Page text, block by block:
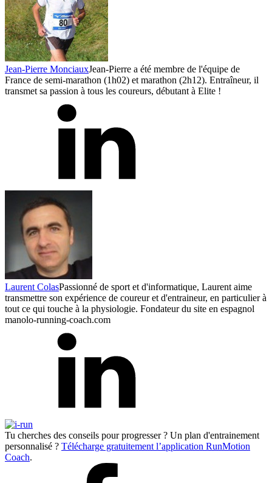
Jean-Pierre MonciauxJean-Pierre a été membre de l'équipe de
France de semi-marathon (1h02) et marathon (2h12). Entraîneur, il
transmet sa passion à tous les coureurs, débutant à Elite !
Laurent ColasPassionné de sport et d'informatique, Laurent aime
transmettre son expérience de coureur et d'entraineur, en particulier à
tout ce qui touche à la physiologie. Fondateur du site en espagnol
manolo-running-coach.com
Tu cherches des conseils pour progresser ? Un plan d'entrainement
personnalisé ? Télécharge gratuitement l’application RunMotion
Coach.